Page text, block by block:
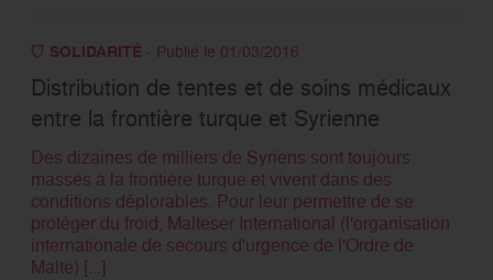
SOLIDARITÉ- Publié le 01/03/2016
Distribution de tentes et de soins médicaux
entre la frontière turque et Syrienne
Des dizaines de milliers de Syriens sont toujours
massés à la frontière turque et vivent dans des
conditions déplorables. Pour leur permettre de se
protéger du froid, Malteser International (l'organisation
internationale de secours d'urgence de l'Ordre de
Malte) [...]